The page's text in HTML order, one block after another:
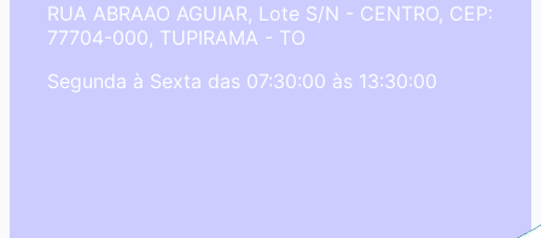
RUA ABRAAO AGUIAR, Lote S/N - CENTRO, CEP:
77704-000, TUPIRAMA - TO
Segunda à Sexta das 07:30:00 às 13:30:00